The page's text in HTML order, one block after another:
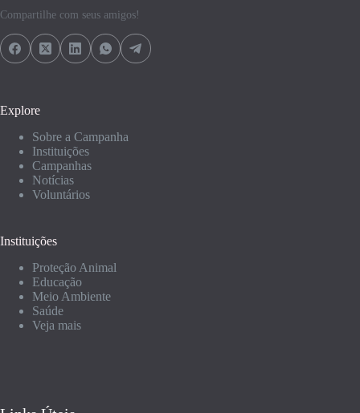
Compartilhe com seus amigos!
Explore
Sobre a Campanha
Instituições
Campanhas
Notícias
Voluntários
Instituições
Proteção Animal
Educação
Meio Ambiente
Saúde
Veja mais